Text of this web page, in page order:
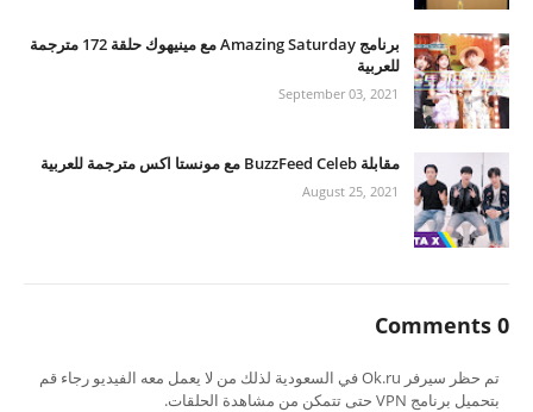
برنامج Amazing Saturday مع مينيهوك حلقة 172 مترجمة
للعربية
September 03, 2021
مقابلة BuzzFeed Celeb مع مونستا اكس مترجمة للعربية
August 25, 2021
0 Comments
تم حظر سيرفر Ok.ru في السعودية لذلك من لا يعمل معه الفيديو رجاء قم
بتحميل برنامج VPN حتى تتمكن من مشاهدة الحلقات.